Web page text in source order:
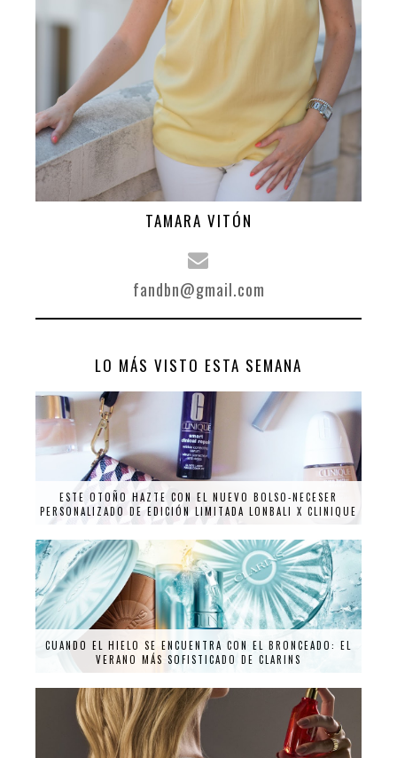
TAMARA VITÓN
fandbn@gmail.com
LO MÁS VISTO ESTA SEMANA
ESTE OTOÑO HAZTE CON EL NUEVO BOLSO-NECESER
PERSONALIZADO DE EDICIÓN LIMITADA LONBALI X CLINIQUE
CUANDO EL HIELO SE ENCUENTRA CON EL BRONCEADO: EL
VERANO MÁS SOFISTICADO DE CLARINS